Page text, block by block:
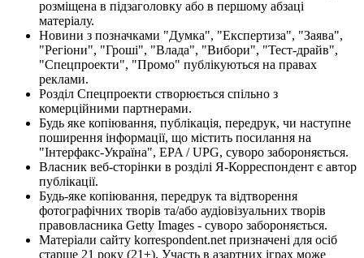
розміщена в підзаголовку або в першому абзаці
матеріалу.
Новини з позначками "Думка", "Експертиза", "Заява",
"Регіони", "Гроші", "Влада", "Вибори", "Тест-драйв",
"Спецпроекти", "Промо" публікуються на правах
реклами.
Розділ Спецпроекти створюється спільно з
комерційними партнерами.
Будь яке копіювання, публікація, передрук, чи наступне
поширення інформації, що містить посилання на
"Інтерфакс-Україна", EPA / UPG, суворо забороняється.
Власник веб-сторінки в розділі Я-Корреспондент є автор
публікації.
Будь-яке копіювання, передрук та відтворення
фотографічних творів та/або аудіовізуальних творів
правовласника Getty Images - суворо забороняється.
Матеріали сайту korrespondent.net призначені для осіб
старше 21 року (21+). Участь в азартних іграх може